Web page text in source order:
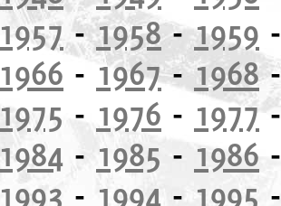
1957-1958-1959
1966 - 1967-1968
1975 - 1976 - 1977
1984 - 1985 - 1986
1993 - 1994 - 1995